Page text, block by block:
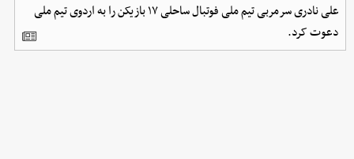
علی نادری سرمربی تیم ملی فوتبال ساحلی ۱۷ بازیکن را به اردوی تیم ملی
دعوت کرد.